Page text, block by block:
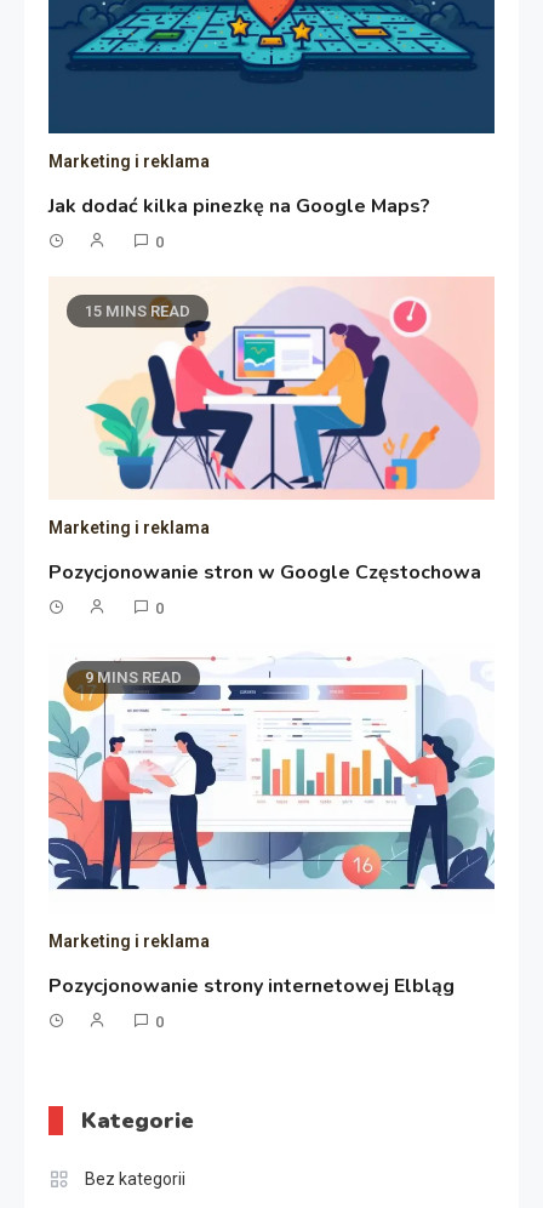
Marketing i reklama
Jak dodać kilka pinezkę na Google Maps?
0
15 MINS READ
Marketing i reklama
Pozycjonowanie stron w Google Częstochowa
0
9 MINS READ
Marketing i reklama
Pozycjonowanie strony internetowej Elbląg
0
Kategorie
Bez kategorii